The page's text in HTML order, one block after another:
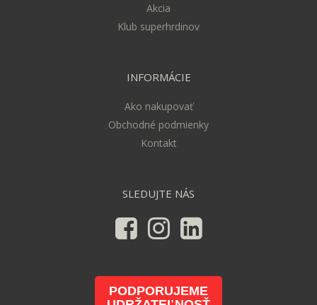
Akcia
Klub superhrdinov
INFORMÁCIE
Ako nakupovať
Obchodné podmienky
Kontakt
SLEDUJTE NÁS
PODPORUJEME